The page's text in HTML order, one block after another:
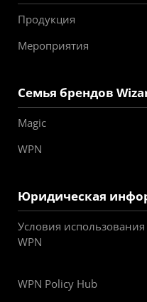
Продукция
Мероприятия
Семья брендов
Magic
WPN
Юридическая
Условия использования
WPN
WPN Policy Hub